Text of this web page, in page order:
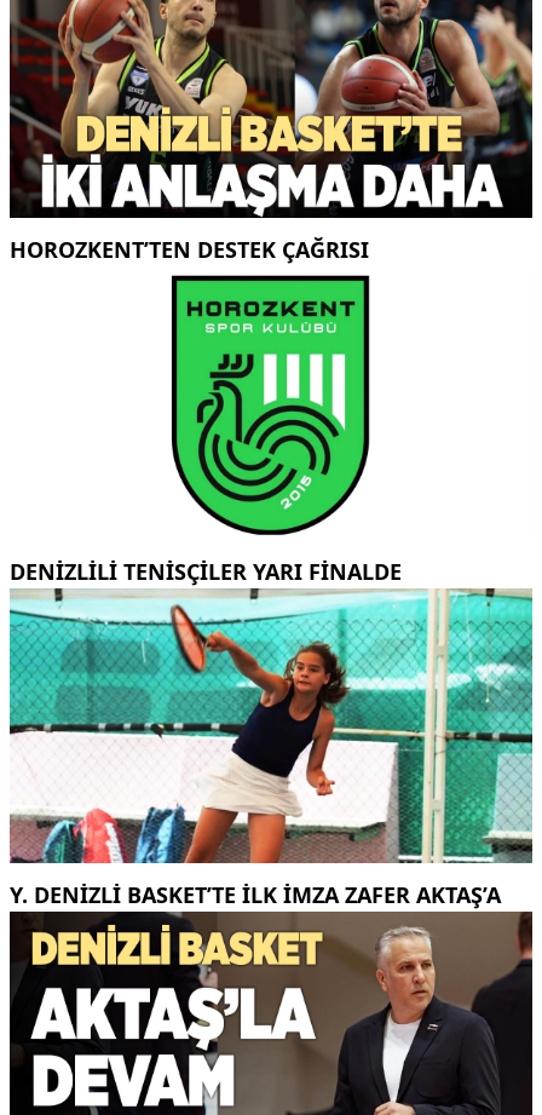
HOROZKENT’TEN DESTEK ÇAĞRISI
DENİZLİLİ TENİSÇİLER YARI FİNALDE
Y. DENIZLI BASKET’TE ILK IMZA ZAFER AKTAŞ’A